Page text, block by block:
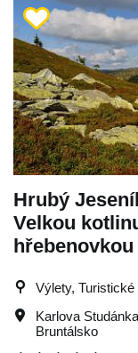
Hrubý
Velkou
Výlety,
Karlova Studánka
Bruntálsko